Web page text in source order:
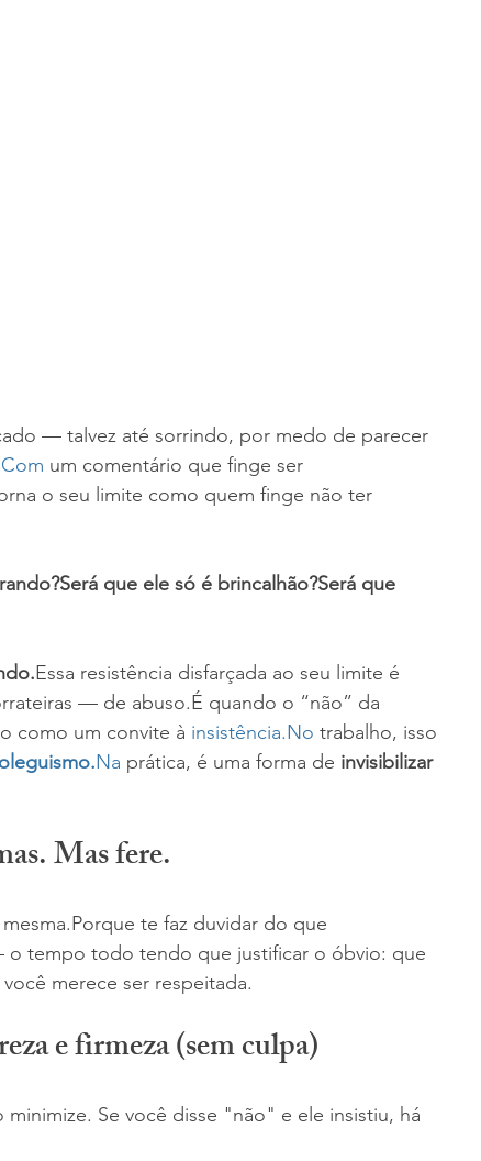
— talvez até sorrindo, por medo de parecer
um comentário que finge ser
o seu limite como quem finge não ter
que ele só é brincalhão?Será que
Essa resistência disfarçada ao seu limite é
— de abuso.É quando o “não” da
como um convite à insistência.No trabalho, isso
Na prática, é uma forma de invisibilizar
Mas fere.
te faz duvidar do que
tempo todo tendo que justificar o óbvio: que
merece ser respeitada.
e firmeza (sem culpa)
minimize. Se você disse "não" e ele insistiu, há